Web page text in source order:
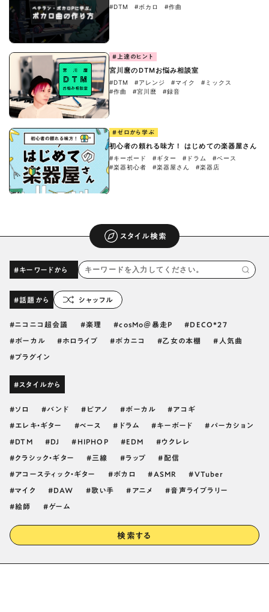
#DTM #ボカロ #作曲
#上達のヒント
宮川麿のDTMお悩み相談室
#DTM #アレンジ #マイク
#ミックス
#作曲
#宮川麿 #録音
#ゼロから学ぶ
初心者の頼れる味方！ はじめての楽器屋さん
#キーボード #ギター #ドラム
#ベース
#楽器初心者
#楽器屋さん #楽器店
スタイル検索
#キーワードから
#話題から シャッフル
ニコニコ超会議 楽理 cosMo＠暴走P DECO*27
ボーカル ホロライブ ボカニコ 乙女の本棚 人気曲
プラグイン
#スタイルから
ソロ バンド ピアノ ボーカル アコギ
エレキ・ギター ベース ドラム キーボード パーカション
DTM DJ HIPHOP EDM ウクレレ
クラシック・ギター 三線 ラップ 配信
アコースティック・ギター ボカロ ASMR VTuber
マイク DAW 歌い手 アニメ 音声ライブラリー
絵師 ゲーム
検索する